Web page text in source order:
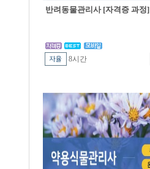
반려동물관리사 [자격증 과정]
8시간